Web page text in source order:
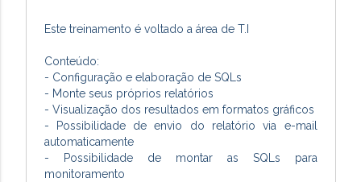
Este treinamento é voltado a área de T.I
Conteúdo:
- Configuração e elaboração de SQLs
- Monte seus próprios relatórios
- Visualização dos resultados em formatos gráficos
- Possibilidade de envio do relatório via e-mail
automaticamente
- Possibilidade de montar as SQLs para
monitoramento